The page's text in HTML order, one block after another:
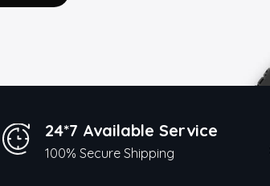
24*7 Available Service
100% Secure Shipping